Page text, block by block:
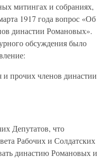
митингах и собраниях,
1917 года вопрос «Об
династии Романовых».
обсуждения было
прочих членов династии
Депутатов, что
Рабочих и Солдатских
династию Романовых и